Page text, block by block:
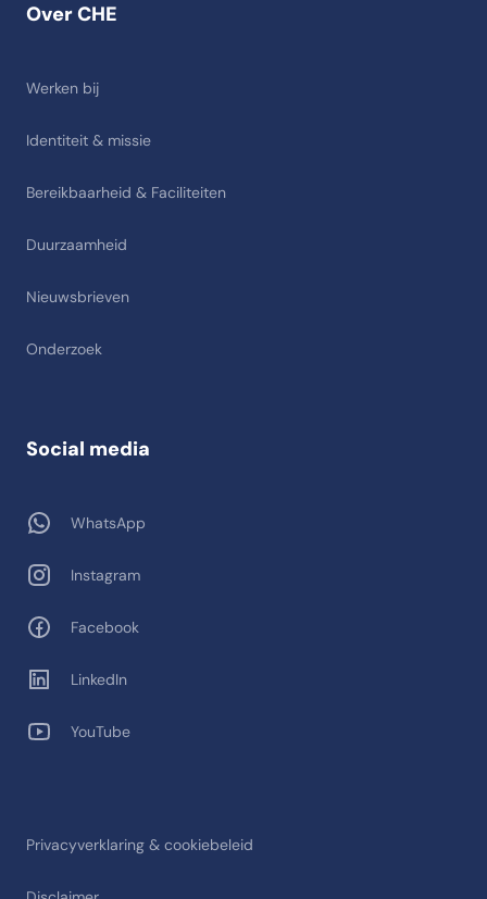
Over CHE
Werken bij
Identiteit & missie
Bereikbaarheid & Faciliteiten
Duurzaamheid
Nieuwsbrieven
Onderzoek
Privacyverklaring & cookiebeleid
Social media
WhatsApp
Instagram
Facebook
LinkedIn
YouTube